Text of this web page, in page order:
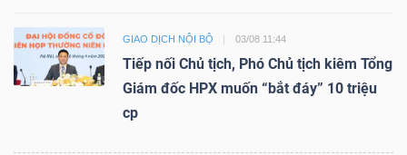
GIAO DỊCH NỘI BỘ 03/08 11:44
Tiếp nối Chủ tịch, Phó Chủ tịch kiêm Tổng
Giám đốc HPX muốn “bắt đáy” 10 triệu
cp